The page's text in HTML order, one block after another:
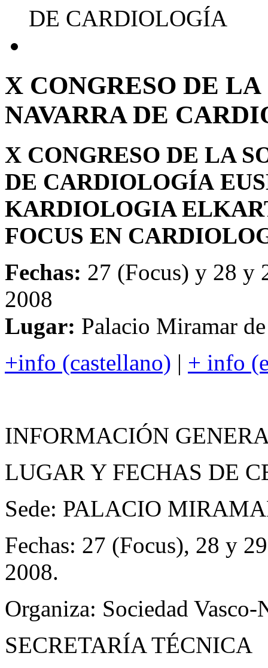
DE CARDIOLOGÍA
X CONGRESO DE LA
NAVARRA DE
X CONGRESO DE LA
DE CARDIOLOGÍA
KARDIOLOGIA
FOCUS EN
Fechas: 27 (Focus) y 28 y
2008
Lugar: Palacio Miramar
+info (castellano) | + info
INFORMACIÓN
LUGAR Y FECHAS DE
Sede: PALACIO
Fechas: 27 (Focus), 28 y
2008.
Organiza: Sociedad
SECRETARÍA TÉCNICA